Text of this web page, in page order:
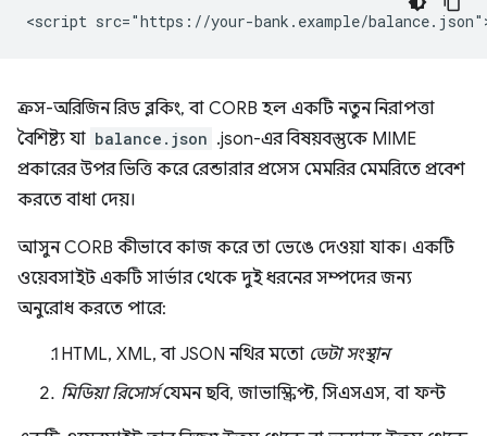
ক্রস-অরিজিন রিড ব্লকিং, বা CORB হল একটি নতুন নিরাপত্তা
বৈশিষ্ট্য যা balance.json .json-এর বিষয়বস্তুকে MIME
প্রকারের উপর ভিত্তি করে রেন্ডারার প্রসেস মেমরির মেমরিতে প্রবেশ
করতে বাধা দেয়।
আসুন CORB কীভাবে কাজ করে তা ভেঙে দেওয়া যাক। একটি
ওয়েবসাইট একটি সার্ভার থেকে দুই ধরনের সম্পদের জন্য
অনুরোধ করতে পারে:
HTML, XML, বা JSON নথির মতো ডেটা সংস্থান
মিডিয়া রিসোর্সযেমন ছবি, জাভাস্ক্রিপ্ট, সিএসএস, বা ফন্ট